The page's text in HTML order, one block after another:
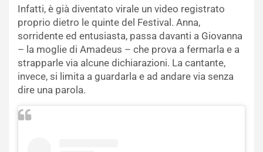
Infatti, è già diventato virale un video registrato
proprio dietro le quinte del Festival. Anna,
sorridente ed entusiasta, passa davanti a Giovanna
– la moglie di Amadeus – che prova a fermarla e a
strapparle via alcune dichiarazioni. La cantante,
invece, si limita a guardarla e ad andare via senza
dire una parola.